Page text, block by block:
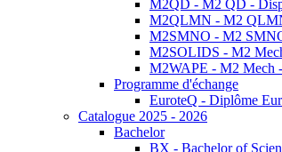
M2QD - M2 QD -
M2QLMN - M2
M2SMNO - M2
M2SOLIDS - M2
M2WAPE - M2 Mech
Programme d'échange
EuroteQ - Diplôme
Catalogue 2025 - 2026
Bachelor
BX - Bachelor of